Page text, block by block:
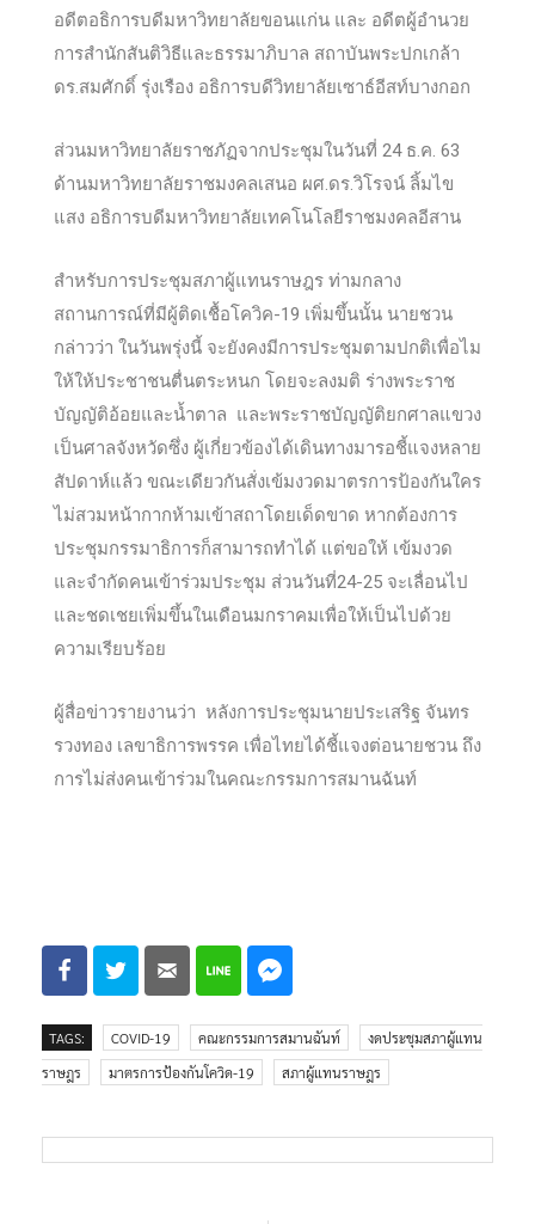
อดีตอธิการบดีมหาวิทยาลัยขอนแก่น และ อดีตผู้อำนวย
การสำนักสันติวิธีและธรรมาภิบาล สถาบันพระปกเกล้า
ดร.สมศักดิ์ รุ่งเรือง อธิการบดีวิทยาลัยเซาธ์อีสท์บางกอก
ส่วนมหาวิทยาลัยราชภัฏจากประชุมในวันที่ 24 ธ.ค. 63
ด้านมหาวิทยาลัยราชมงคลเสนอ ผศ.ดร.วิโรจน์ ลิ้มไข
แสง อธิการบดีมหาวิทยาลัยเทคโนโลยีราชมงคลอีสาน
สำหรับการประชุมสภาผู้แทนราษฎร ท่ามกลาง
สถานการณ์ที่มีผู้ติดเชื้อโควิค-19 เพิ่มขึ้นนั้น นายชวน
กล่าวว่า ในวันพรุ่งนี้ จะยังคงมีการประชุมตามปกติเพื่อไม
ให้ให้ประชาชนตื่นตระหนก โดยจะลงมติ ร่างพระราช
บัญญัติอ้อยและน้ำตาล และพระราชบัญญัติยกศาลแขวง
เป็นศาลจังหวัดซึ่ง ผู้เกี่ยวข้องได้เดินทางมารอชี้แจงหลาย
สัปดาห์แล้ว ขณะเดียวกันสั่งเข้มงวดมาตรการป้องกันใคร
ไม่สวมหน้ากากห้ามเข้าสถาโดยเด็ดขาด หากต้องการ
ประชุมกรรมาธิการก็สามารถทำได้ แต่ขอให้ เข้มงวด
และจำกัดคนเข้าร่วมประชุม ส่วนวันที่24-25 จะเลื่อนไป
และชดเชยเพิ่มขึ้นในเดือนมกราคมเพื่อให้เป็นไปด้วย
ความเรียบร้อย
ผู้สื่อข่าวรายงานว่า หลังการประชุมนายประเสริฐ จันทร
รวงทอง เลขาธิการพรรค เพื่อไทยได้ชี้แจงต่อนายชวน ถึง
การไม่ส่งคนเข้าร่วมในคณะกรรมการสมานฉันท์
TAGS: COVID-19 คณะกรรมการสมานฉันท์
งดประชุมสภาผู้แทน
ราษฎร
มาตรการป้องกันโควิด-19 สภาผู้แทนราษฎร